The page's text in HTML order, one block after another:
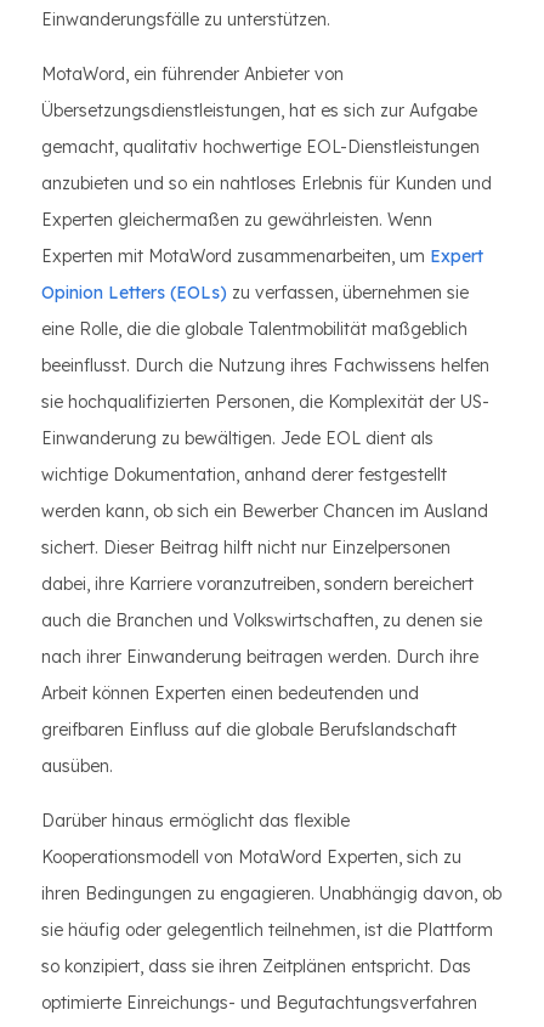
Einwanderungsfälle zu unterstützen.
MotaWord, ein führender Anbieter von
Übersetzungsdienstleistungen, hat es sich zur Aufgabe
gemacht, qualitativ hochwertige EOL-Dienstleistungen
anzubieten und so ein nahtloses Erlebnis für Kunden und
Experten gleichermaßen zu gewährleisten. Wenn
Experten mit MotaWord zusammenarbeiten, um Expert
Opinion Letters (EOLs) zu verfassen, übernehmen sie
eine Rolle, die die globale Talentmobilität maßgeblich
beeinflusst. Durch die Nutzung ihres Fachwissens helfen
sie hochqualifizierten Personen, die Komplexität der US-
Einwanderung zu bewältigen. Jede EOL dient als
wichtige Dokumentation, anhand derer festgestellt
werden kann, ob sich ein Bewerber Chancen im Ausland
sichert. Dieser Beitrag hilft nicht nur Einzelpersonen
dabei, ihre Karriere voranzutreiben, sondern bereichert
auch die Branchen und Volkswirtschaften, zu denen sie
nach ihrer Einwanderung beitragen werden. Durch ihre
Arbeit können Experten einen bedeutenden und
greifbaren Einfluss auf die globale Berufslandschaft
ausüben.
Darüber hinaus ermöglicht das flexible
Kooperationsmodell von MotaWord Experten, sich zu
ihren Bedingungen zu engagieren. Unabhängig davon, ob
sie häufig oder gelegentlich teilnehmen, ist die Plattform
so konzipiert, dass sie ihren Zeitplänen entspricht. Das
optimierte Einreichungs- und Begutachtungsverfahren